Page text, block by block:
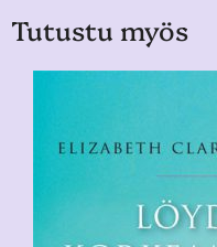
Tutustu myös